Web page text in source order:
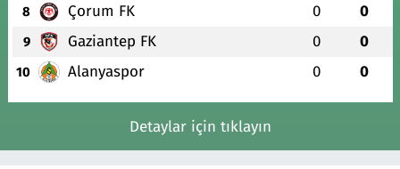
8 Çorum FK 0 0
9 Gaziantep FK 0 0
10 Alanyaspor 0 0
Detaylar için tıklayın